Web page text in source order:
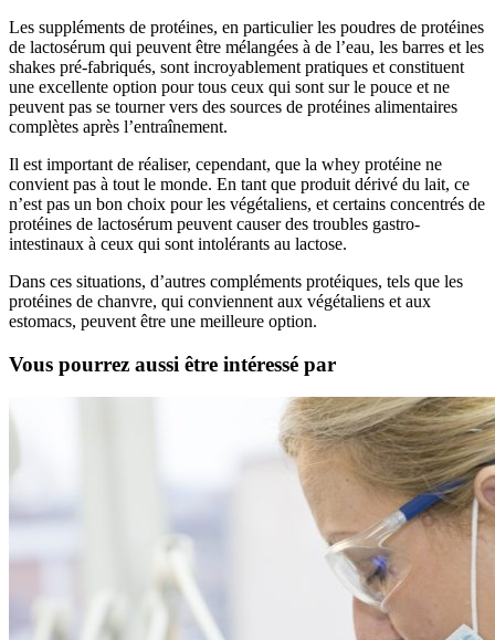
Les suppléments de protéines, en particulier les poudres de protéines
de lactosérum qui peuvent être mélangées à de l’eau, les barres et les
shakes pré-fabriqués, sont incroyablement pratiques et constituent
une excellente option pour tous ceux qui sont sur le pouce et ne
peuvent pas se tourner vers des sources de protéines alimentaires
complètes après l’entraînement.
Il est important de réaliser, cependant, que la whey protéine ne
convient pas à tout le monde. En tant que produit dérivé du lait, ce
n’est pas un bon choix pour les végétaliens, et certains concentrés de
protéines de lactosérum peuvent causer des troubles gastro-
intestinaux à ceux qui sont intolérants au lactose.
Dans ces situations, d’autres compléments protéiques, tels que les
protéines de chanvre, qui conviennent aux végétaliens et aux
estomacs, peuvent être une meilleure option.
Vous pourrez aussi être intéressé par